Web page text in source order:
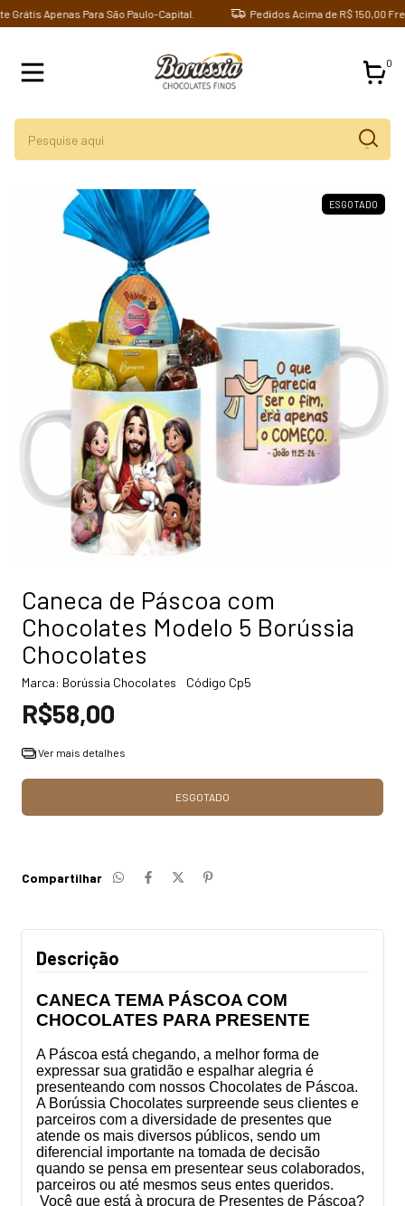
Apenas Para São Paulo-Capital. Pedidos Acima de R$ 150,00
0
ESGOTADO
Caneca de Páscoa com
Chocolates Modelo 5 Borússia
Chocolates
Marca: Borússia Chocolates Código Cp5
R$58,00
Ver mais detalhes
Compartilhar
Descrição
CANECA TEMA PÁSCOA COM
CHOCOLATES PARA PRESENTE
A Páscoa está chegando, a melhor forma de
expressar sua gratidão e espalhar alegria é
presenteando com nossos Chocolates de Páscoa.
A Borússia Chocolates surpreende seus clientes e
parceiros com a diversidade de presentes que
atende os mais diversos públicos, sendo um
diferencial importante na tomada de decisão
quando se pensa em presentear seus colaborados,
parceiros ou até mesmos seus entes queridos.
Você que está à procura de Presentes de Páscoa?